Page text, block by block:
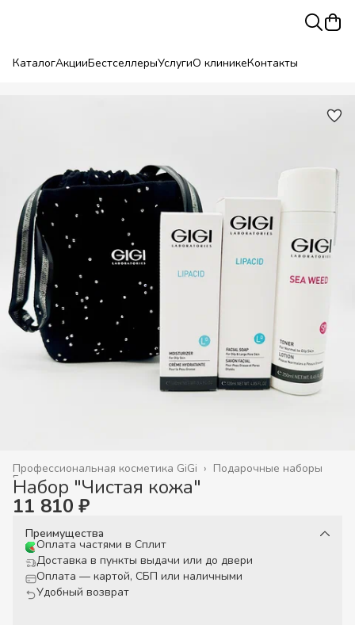
КаталогАкцииБестселлерыУслугиО клиникеКонтакты
Подарочные наборы
Профессиональная косметика GiGi ›
Главная
Набор "Чистая кожа"
11 810 ₽
Преимущества
Оплата частями в Сплит
Доставка в пункты выдачи или до двери
Оплата — картой, СБП или наличными
Удобный возврат